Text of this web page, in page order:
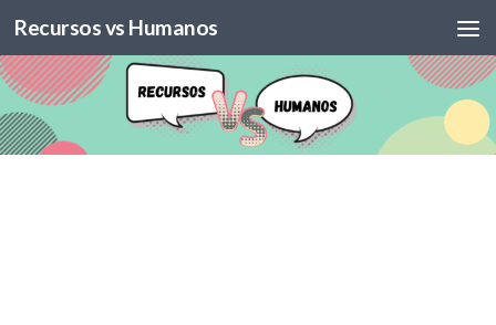
Skip to content
Recursos vs Humanos